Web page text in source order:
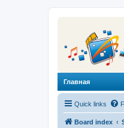
Главная
Quick links
Board index